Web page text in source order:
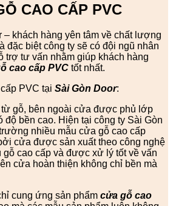
CAO CẤP PVC
khách hàng yên tâm về chất lượng
đặc biệt công ty sẽ có đội ngũ nhân
trợ tư vấn nhằm giúp khách hàng
cao cấp PVC tốt nhất.
PVC tại Sài Gòn Door:
gỗ, bên ngoài cửa được phủ lớp
bền cao. Hiện tại công ty Sài Gòn
nhiều mẫu cửa gỗ cao cấp
cửa được sản xuất theo công nghệ
cao cấp và được xử lý tốt về vấn
cửa hoàn thiện không chỉ bền mà
cung ứng sản phẩm cửa gỗ cao